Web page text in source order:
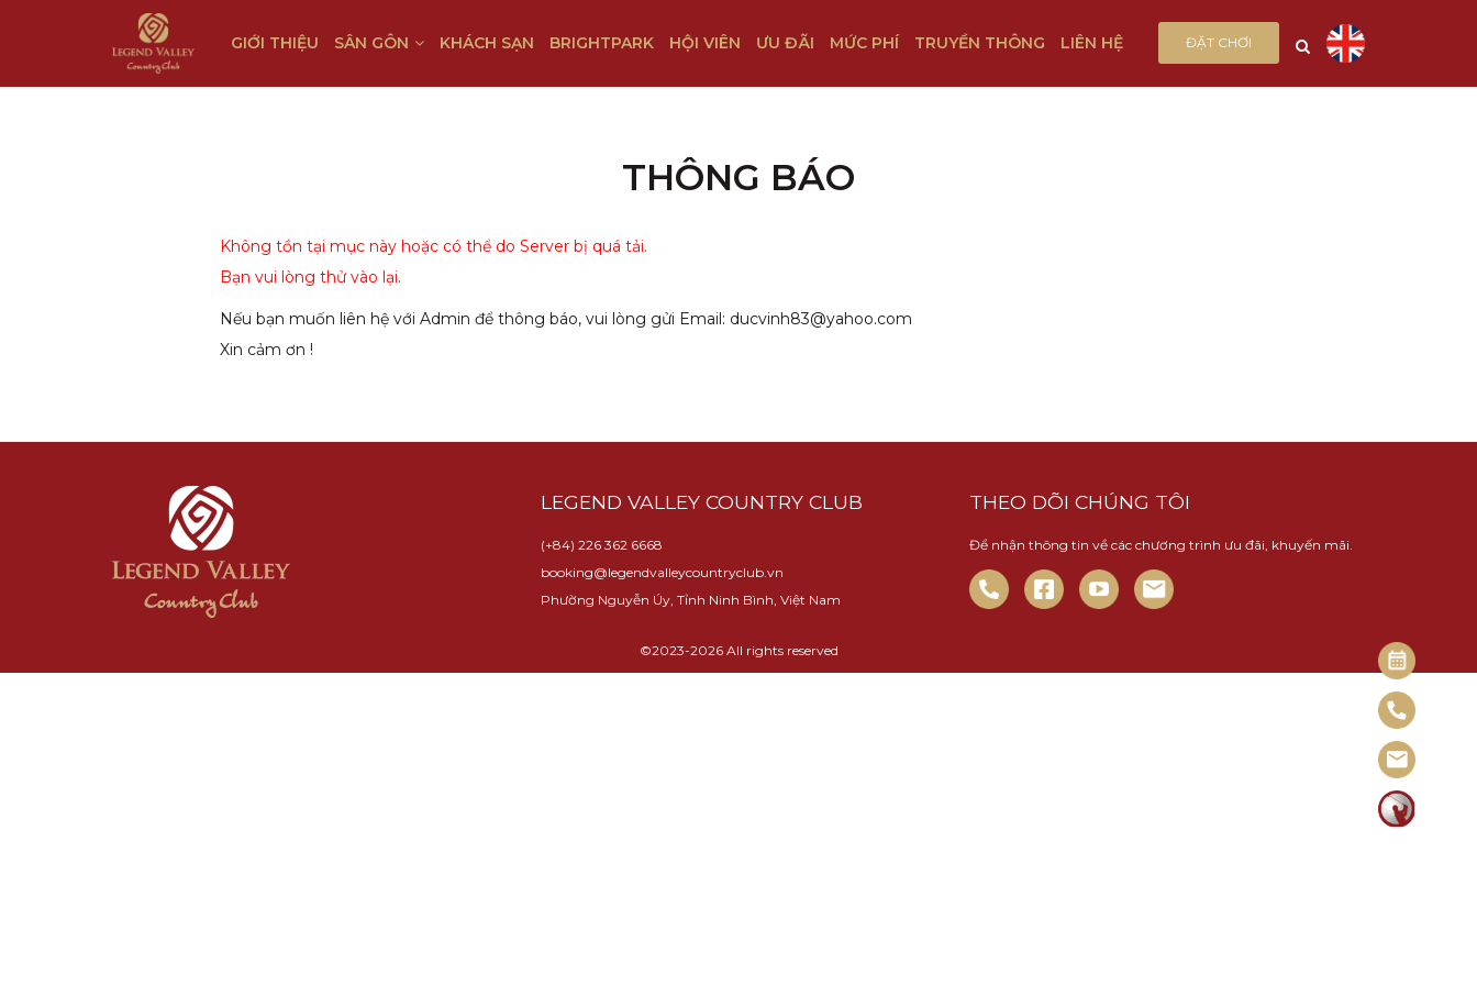
GIỚI THIỆU SÂN GÔN KHÁCH SẠN BRIGHTPARK HỘI VIÊN ƯU ĐÃI MỨC PHÍ TRUYỀN THÔNG LIÊN HỆ ĐẶT CHƠI
THÔNG BÁO
Không tồn tại mục này hoặc có thể do Server bị quá tải.
Bạn vui lòng thử vào lại.
Nếu bạn muốn liên hệ với Admin để thông báo, vui lòng gửi Email: ducvinh83@yahoo.com
Xin cảm ơn !
LEGEND VALLEY COUNTRY CLUB
(+84) 226 362 6668
booking@legendvalleycountryclub.vn
Phường Nguyễn Úy, Tỉnh Ninh Bình, Việt Nam
THEO DÕI CHÚNG TÔI
Để nhận thông tin về các chương trình ưu đãi, khuyến mãi.
©2023-2026 All rights reserved